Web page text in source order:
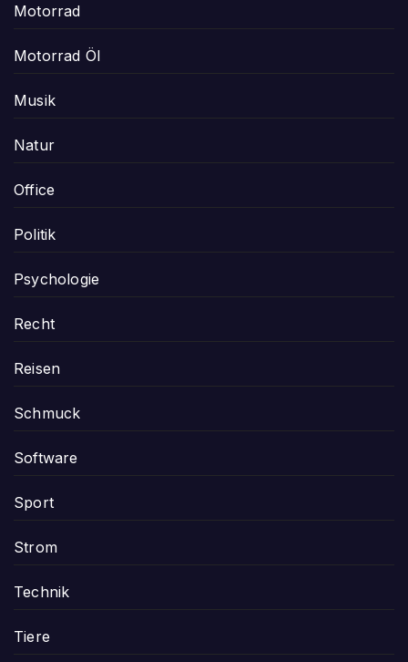
Motorrad
Motorrad Öl
Musik
Natur
Office
Politik
Psychologie
Recht
Reisen
Schmuck
Software
Sport
Strom
Technik
Tiere